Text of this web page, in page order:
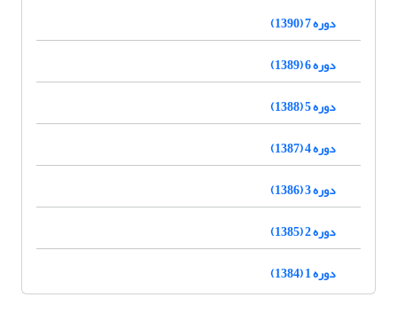
دوره 7 (1390)
دوره 6 (1389)
دوره 5 (1388)
دوره 4 (1387)
دوره 3 (1386)
دوره 2 (1385)
دوره 1 (1384)